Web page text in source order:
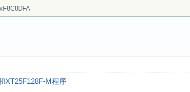
XT25F128F-M程序